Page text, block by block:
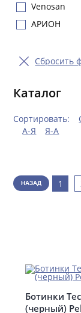
Venosan
АРИОН
Сбросить
Каталог
Сортировать:
А-Я
Я-А
НАЗАД 1
Ботинки
(черный)